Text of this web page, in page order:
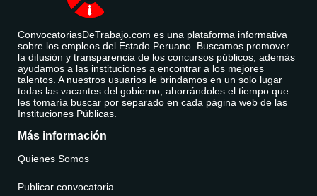
ConvocatoriasDeTrabajo.com es una plataforma informativa
sobre los empleos del Estado Peruano. Buscamos promover
la difusión y transparencia de los concursos públicos, además
ayudamos a las instituciones a encontrar a los mejores
talentos. A nuestros usuarios le brindamos en un solo lugar
todas las vacantes del gobierno, ahorrándoles el tiempo que
les tomaría buscar por separado en cada página web de las
Instituciones Públicas.
Más información
Quienes Somos
Publicar convocatoria